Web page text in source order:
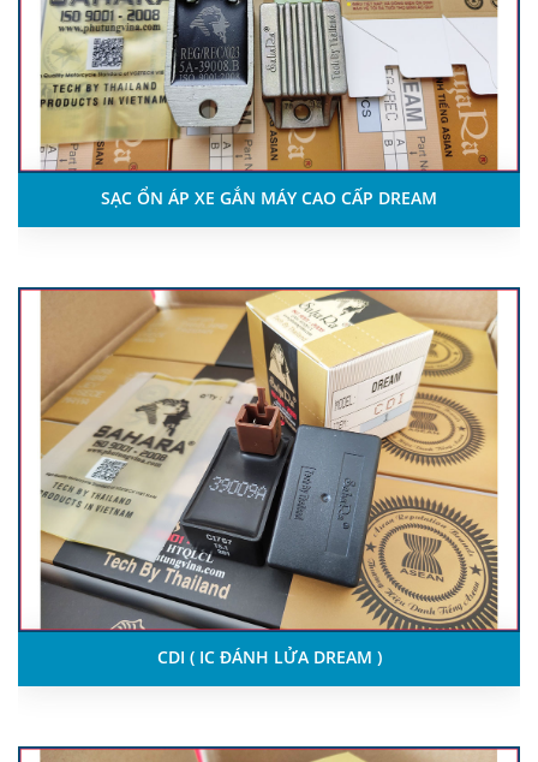
SẠC ỔN ÁP XE GẮN MÁY CAO CẤP DREAM
CDI ( IC ĐÁNH LỬA DREAM )